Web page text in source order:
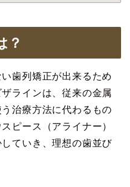
？
歯列矯正が出来るため
ラインは、従来の金属
治療方法に代わるもの
ピース（アライナー）
ていき、理想の歯並び